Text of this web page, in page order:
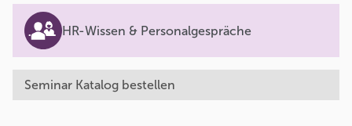
HR-Wissen & Personalgespräche
Seminar Katalog bestellen